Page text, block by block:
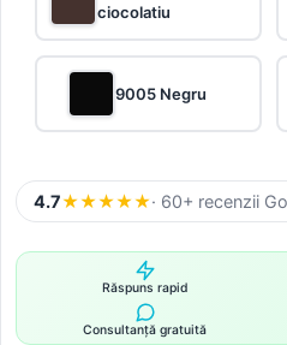
ciocolatiu
9005 Negru
4.7★★★★★· 60+ recenzii
Răspuns rapid
Consultanță gratuită